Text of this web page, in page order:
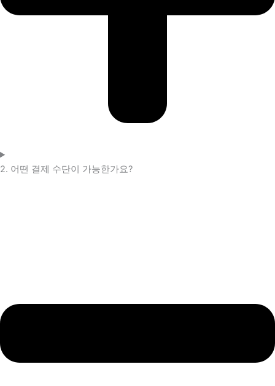
2. 어떤 결제 수단이 가능한가요?